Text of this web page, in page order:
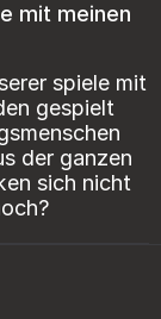
mit meinen
spiele mit
gespielt
der ganzen
sich nicht